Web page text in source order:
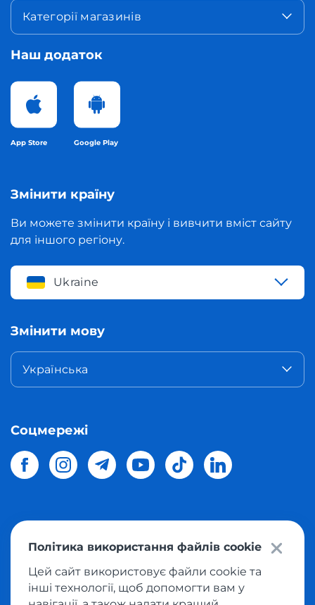
Категорії магазинів
Наш додаток
App Store Google Play
Змінити країну
Ви можете змінити країну і вивчити вміст сайту
для іншого регіону.
Ukraine
Змінити мову
Українська
Соцмережі
магазинів світу в Україну.Всі права захищені
Політика конфіденційності
Політика використання файлів cookie
Цей сайт використовує файли cookie та
інші технології, щоб допомогти вам у